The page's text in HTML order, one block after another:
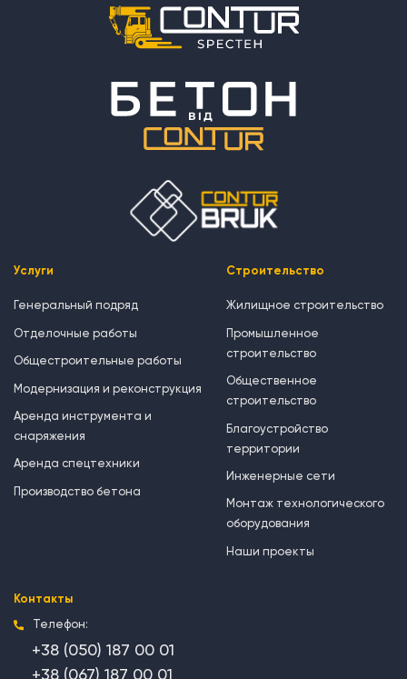
Услуги
Генеральный подряд
Отделочные работы
Общестроительные работы
Модернизация и реконструкция
Аренда инструмента и
снаряжения
Аренда спецтехники
Производство бетона
Строительство
Жилищное строительство
Промышленное
строительство
Общественное
строительство
Благоустройство
территории
Инженерные сети
Монтаж технологического
оборудования
Наши проекты
Контакты
Телефон:
+38 (050) 187 00 01
+38 (067) 187 00 01